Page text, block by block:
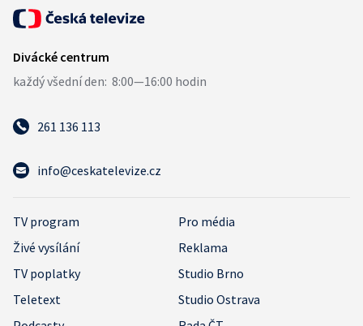
261 136 113
info@ceskatelevize.cz
TV program
Pro média
Živé vysílání
Reklama
TV poplatky
Studio Brno
Teletext
Studio Ostrava